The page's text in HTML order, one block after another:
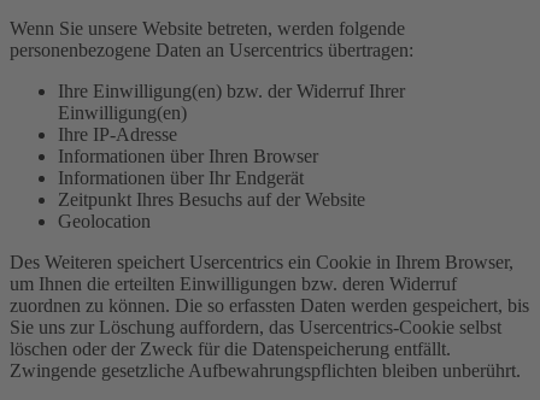
Wenn Sie unsere Website betreten, werden folgende
personenbezogene Daten an Usercentrics übertragen:
Ihre Einwilligung(en) bzw. der Widerruf Ihrer
Einwilligung(en)
Ihre IP-Adresse
Informationen über Ihren Browser
Informationen über Ihr Endgerät
Zeitpunkt Ihres Besuchs auf der Website
Geolocation
Des Weiteren speichert Usercentrics ein Cookie in Ihrem Browser,
um Ihnen die erteilten Einwilligungen bzw. deren Widerruf
zuordnen zu können. Die so erfassten Daten werden gespeichert, bis
Sie uns zur Löschung auffordern, das Usercentrics-Cookie selbst
löschen oder der Zweck für die Datenspeicherung entfällt.
Zwingende gesetzliche Aufbewahrungspflichten bleiben unberührt.